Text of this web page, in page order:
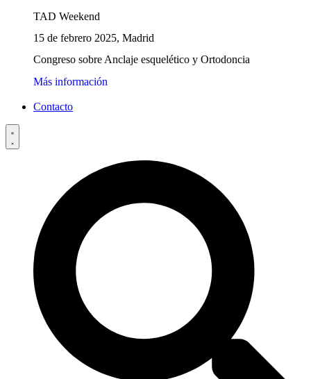
TAD Weekend
15 de febrero 2025, Madrid
Congreso sobre Anclaje esquelético y Ortodoncia
Más información
Contacto